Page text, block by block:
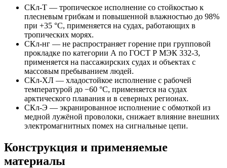
СКл-Т — тропическое исполнение со стойкостью к
плесневым грибкам и повышенной влажностью до 98%
при +35 °C, применяется на судах, работающих в
тропических морях.
СКл-нг — не распространяет горение при групповой
прокладке по категории А по ГОСТ Р МЭК 332-3,
применяется на пассажирских судах и объектах с
массовым пребыванием людей.
СКл-ХЛ — хладостойкое исполнение с рабочей
температурой до −60 °C, применяется на судах
арктического плавания и в северных регионах.
СКл-Э — экранированное исполнение с обмоткой из
медной лужёной проволоки, снижает влияние внешних
электромагнитных помех на сигнальные цепи.
Конструкция и применяемые
материалы